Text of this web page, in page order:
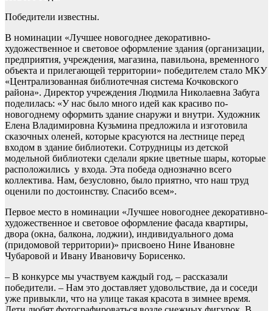
Победители известны.
В номинации «Лучшее новогоднее декоративно-
художественное и световое оформление здания (организации,
предприятия, учреждения, магазина, павильона, временного
объекта и прилегающей территории» победителем стало МКУ
«Централизованная библиотечная система Кочковского
района». Директор учреждения Людмила Николаевна Забуга
поделилась: «У нас было много идей как красиво по-
новогоднему оформить здание снаружи и внутри. Художник
Елена Владимировна Кузьмина предложила и изготовила
сказочных оленей, которые красуются на лестнице перед
входом в здание библиотеки. Сотрудницы из детской
модельной библиотеки сделали яркие цветные шары, которые
расположились у входа. Эта победа однозначно всего
коллектива. Нам, безусловно, было приятно, что наш труд
оценили по достоинству. Спасибо всем».
Первое место в номинации «Лучшее новогоднее декоративно-
художественное и световое оформление фасада квартиры,
двора (окна, балкона, лоджии), индивидуального дома
(придомовой территории)» присвоено Нине Ивановне
Чубаровой и Ивану Ивановичу Борисенко.
– В конкурсе мы участвуем каждый год, – рассказали
победители. – Нам это доставляет удовольствие, да и соседи
уже привыкли, что на улице такая красота в зимнее время.